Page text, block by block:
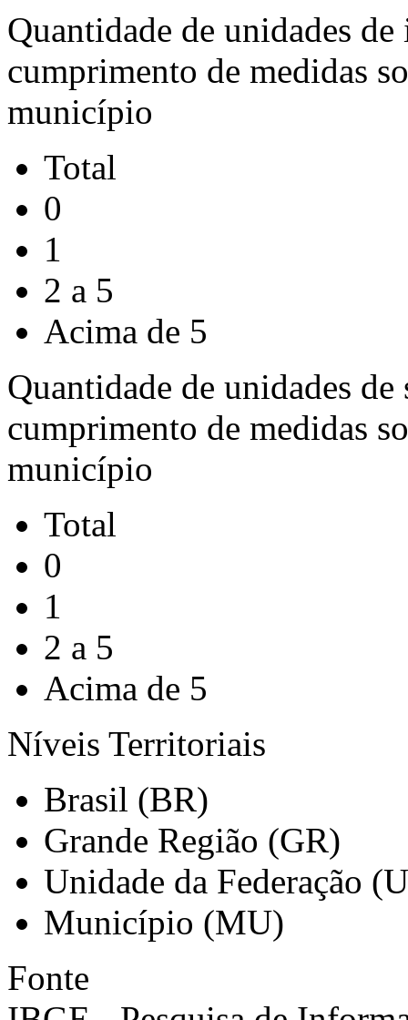
Quantidade de unidades
cumprimento de medidas
município
Total
0
1
2 a 5
Acima de 5
Quantidade de unidades
cumprimento de medidas
município
Total
0
1
2 a 5
Acima de 5
Níveis Territoriais
Brasil (BR)
Grande Região (GR)
Unidade da Federação
Município (MU)
Fonte